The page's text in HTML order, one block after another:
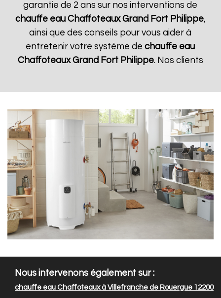
garantie de 2 ans sur nos interventions de
chauffe eau Chaffoteaux Grand Fort Philippe,
ainsi que des conseils pour vous aider à
entretenir votre système dechauffe eau
Chaffoteaux Grand Fort Philippe. Nos clients
Nous intervenons également sur :
chauffe eau Chaffoteaux à Villefranche de Rouergue 12200